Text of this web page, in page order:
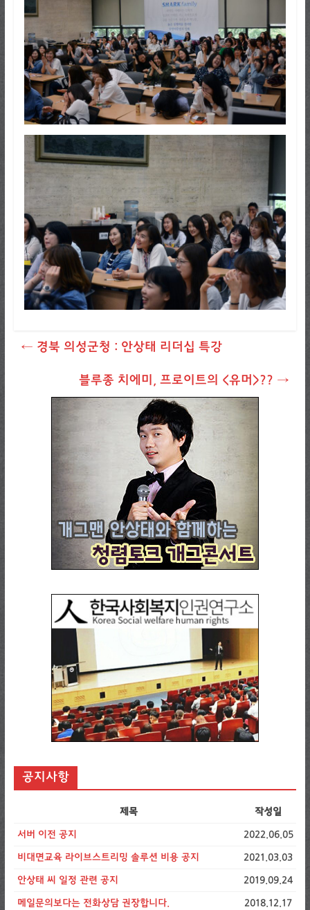
← 경북 의성군청 : 안상태 리더십 특강
블루종 치에미, 프로이트의 <유머>?? →
공지사항
제목 작성일
서버 이전 공지 2022.06.05
비대면교육 라이브스트리밍 솔루션 비용 공지 2021.03.03
안상태 씨 일정 관련 공지 2019.09.24
메일문의보다는 전화상담 권장합니다. 2018.12.17